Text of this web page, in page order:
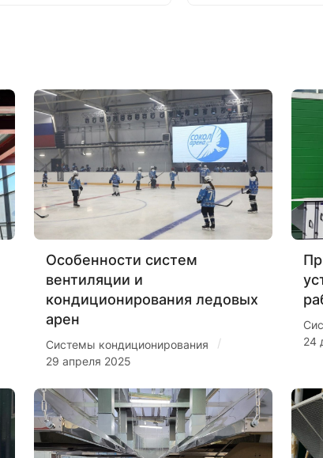
Особенности систем
вентиляции и
кондиционирования ледовых
арен
Системы кондиционирования /
29 апреля 2025
24